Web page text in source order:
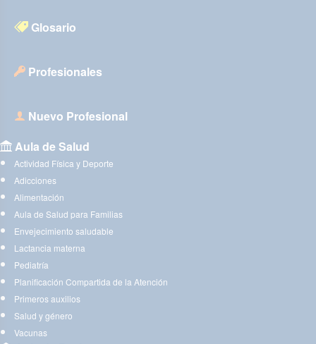
Glosario
Profesionales
Nuevo Profesional
Aula de Salud
Actividad Física y Deporte
Adicciones
Alimentación
Aula de Salud para Familias
Envejecimiento saludable
Lactancia materna
Pediatría
Planificación Compartida de la Atención
Primeros auxilios
Salud y género
Vacunas